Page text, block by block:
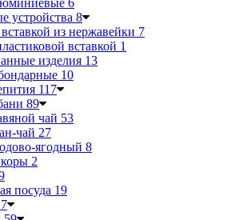
6
устройства 8
из нержавейки 7
вставкой 1
изделия 13
10
117
89
чай 53
чай 27
ягодный 8
2
посуда 19